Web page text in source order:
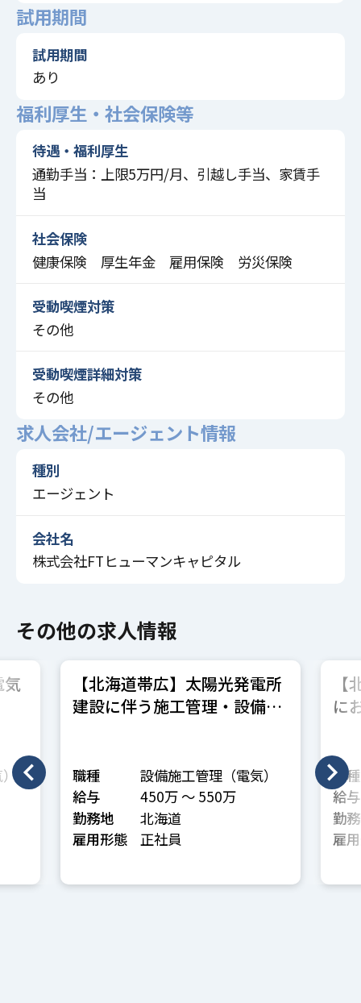
試用期間
試用期間
あり
福利厚生・社会保険等
待遇・福利厚生
通勤手当：上限5万円/月、引越し手当、家賃手
当
社会保険
健康保険 厚生年金 雇用保険 労災保険
受動喫煙対策
その他
受動喫煙詳細対策
その他
求人会社/エージェント情報
種別
エージェント
会社名
株式会社FTヒューマンキャピタル
その他の求人情報
気
【北海道帯広】太陽光発電所
建設に伴う施工管理・設備管
職種
設備施工管理（電気）
給与
450万 〜 550万
勤務地
北海道
雇用形態
正社員
に
職種
給与
勤
雇